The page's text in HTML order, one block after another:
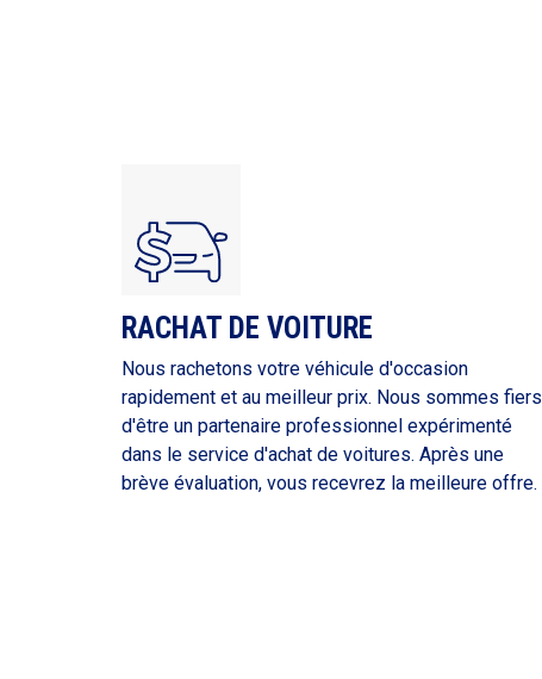
RACHAT DE VOITURE
Nous rachetons votre véhicule d'occasion
rapidement et au meilleur prix. Nous sommes fiers
d'être un partenaire professionnel expérimenté
dans le service d'achat de voitures. Après une
brève évaluation, vous recevrez la meilleure offre.